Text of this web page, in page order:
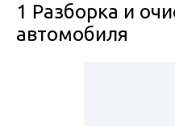
1 Разборка и
автомобиля